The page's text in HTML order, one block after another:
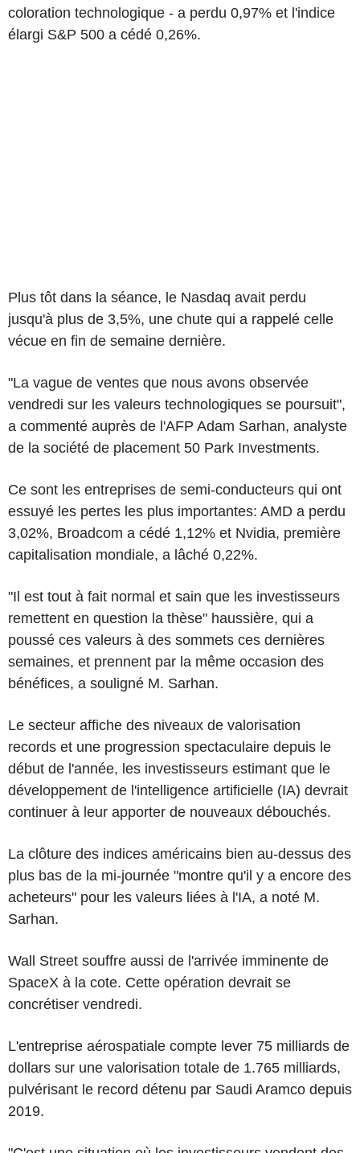
coloration technologique - a perdu 0,97% et l'indice
élargi S&P 500 a cédé 0,26%.
Plus tôt dans la séance, le Nasdaq avait perdu
jusqu'à plus de 3,5%, une chute qui a rappelé celle
vécue en fin de semaine dernière.
"La vague de ventes que nous avons observée
vendredi sur les valeurs technologiques se poursuit",
a commenté auprès de l'AFP Adam Sarhan, analyste
de la société de placement 50 Park Investments.
Ce sont les entreprises de semi-conducteurs qui ont
essuyé les pertes les plus importantes: AMD a perdu
3,02%, Broadcom a cédé 1,12% et Nvidia, première
capitalisation mondiale, a lâché 0,22%.
"Il est tout à fait normal et sain que les investisseurs
remettent en question la thèse" haussière, qui a
poussé ces valeurs à des sommets ces dernières
semaines, et prennent par la même occasion des
bénéfices, a souligné M. Sarhan.
Le secteur affiche des niveaux de valorisation
records et une progression spectaculaire depuis le
début de l'année, les investisseurs estimant que le
développement de l'intelligence artificielle (IA) devrait
continuer à leur apporter de nouveaux débouchés.
La clôture des indices américains bien au-dessus des
plus bas de la mi-journée "montre qu'il y a encore des
acheteurs" pour les valeurs liées à l'IA, a noté M.
Sarhan.
Wall Street souffre aussi de l'arrivée imminente de
SpaceX à la cote. Cette opération devrait se
concrétiser vendredi.
L'entreprise aérospatiale compte lever 75 milliards de
dollars sur une valorisation totale de 1.765 milliards,
pulvérisant le record détenu par Saudi Aramco depuis
2019.